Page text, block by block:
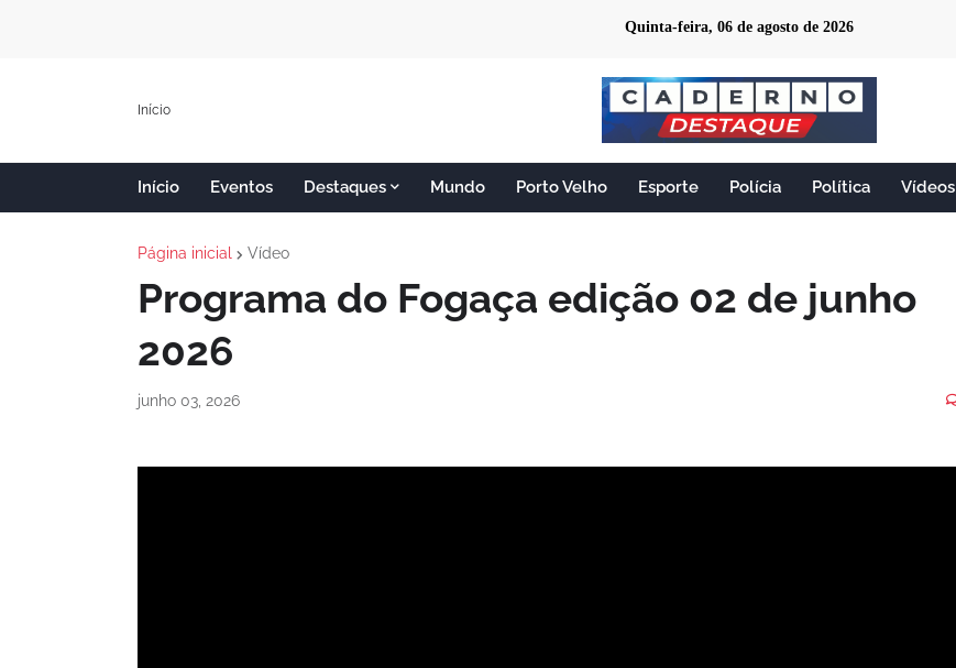
Quinta-feira, 06 de agosto de 2026
Início
Início Eventos Destaques Mundo Porto Velho Esporte Polícia Política Vídeos
Página inicial Vídeo
Programa do Fogaça edição 02 de junho
2026
junho 03, 2026